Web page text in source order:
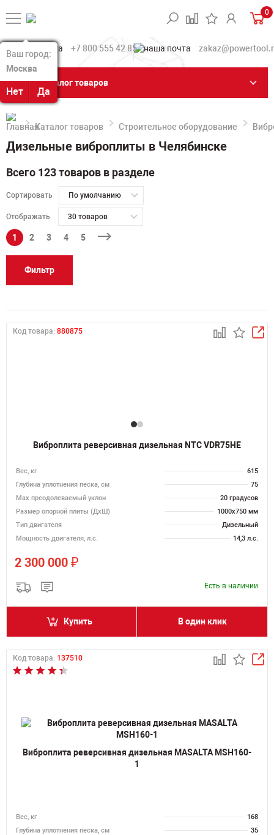
Ваш город:
Москва
Нет Да
Ваш город:
Москва
Нет Да
0
+7 800 555 42 85
Каталог товаров
Каталог товаров Строительное оборудование
Дизельные виброплиты в Челябинске
Всего 123 товаров в разделе
Сортировать По умолчанию
Отображать 30 товаров
1 2 3 4 5
Фильтр
Код товара: 880875
Виброплита реверсивная дизельная NTC VDR75HE
Вес, кг
615
Глубина уплотнения песка, см
75
Max преодолеваемый уклон
20 градусов
Размер опорной плиты (ДхШ)
1000х750 мм
Тип двигателя
Дизельный
Мощность двигателя, л.с.
14,3 л.с.
2 300 000 ₽
Есть в наличии
Купить В один клик
Код товара: 137510
Виброплита реверсивная дизельная MASALTA MSH160-
1
Вес, кг
168
Глубина уплотнения песка, см
35